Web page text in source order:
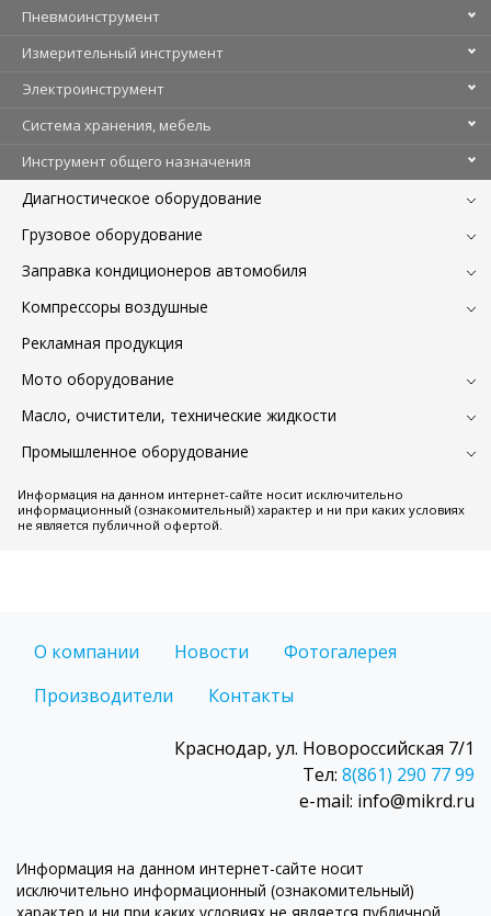
Пневмоинструмент
Измерительный инструмент
Электроинструмент
Система хранения, мебель
Инструмент общего назначения
Диагностическое оборудование
Грузовое оборудование
Заправка кондиционеров автомобиля
Компрессоры воздушные
Рекламная продукция
Мото оборудование
Масло, очистители, технические жидкости
Промышленное оборудование
Информация на данном интернет-сайте носит исключительно
информационный (ознакомительный) характер и ни при каких условиях
не является публичной офертой.
О компании Новости
Фотогалерея
Производители
Контакты
Краснодар, ул. Новороссийская 7/1
Тел: 8(861) 290 77 99
e-mail: info@mikrd.ru
Информация на данном интернет-сайте носит
исключительно информационный (ознакомительный)